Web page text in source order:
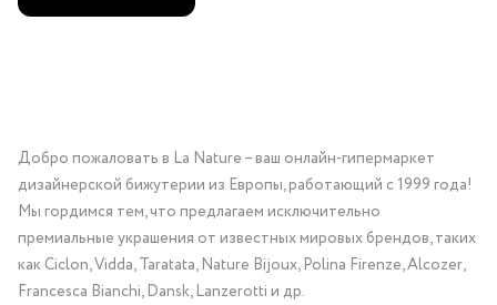
Добро пожаловать в La Nature – ваш онлайн-гипермаркет
дизайнерской бижутерии из Европы, работающий с 1999 года!
Мы гордимся тем, что предлагаем исключительно
премиальные украшения от известных мировых брендов, таких
как Ciclon, Vidda, Taratata, Nature Bijoux, Polina Firenze, Alcozer,
Francesca Bianchi, Dansk, Lanzerotti и др.